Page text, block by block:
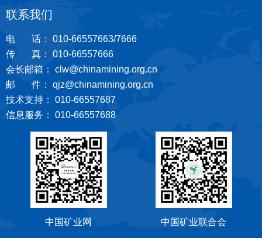
联系我们
电 话： 010-66557663/7666
传 真： 010-66557666
会长邮箱： clw@chinamining.org.cn
邮 件： qjz@chinamining.org.cn
技术支持： 010-66557687
信息服务： 010-66557688
中国矿业网 中国矿业联合会